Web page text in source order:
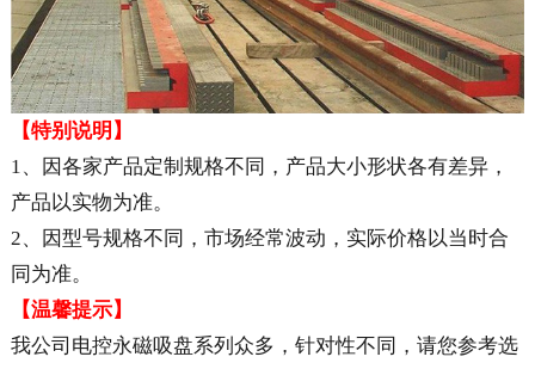
【特别说明】
1、因各家产品定制规格不同，产品大小形状各有差异，
产品以实物为准。
2、因型号规格不同，市场经常波动，实际价格以当时合
同为准。
【温馨提示】
我公司电控永磁吸盘系列众多，针对性不同，请您参考选